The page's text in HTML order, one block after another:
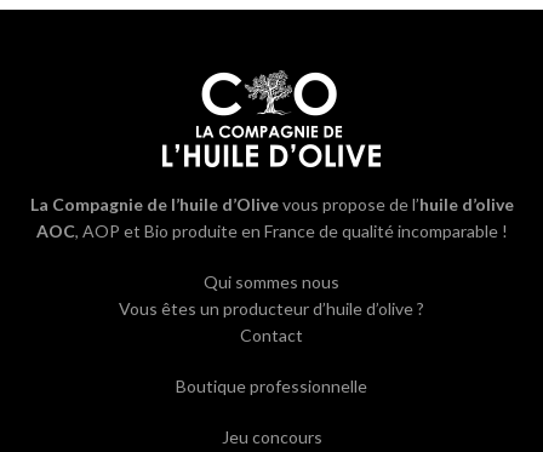
La Compagnie de l’huile d’Olivevous propose de l’huile d’olive
AOC, AOP et Bio produite en France de qualité incomparable !
Qui sommes nous
Vous êtes un producteur d’huile d’olive ?
Contact
Boutique professionnelle
Jeu concours